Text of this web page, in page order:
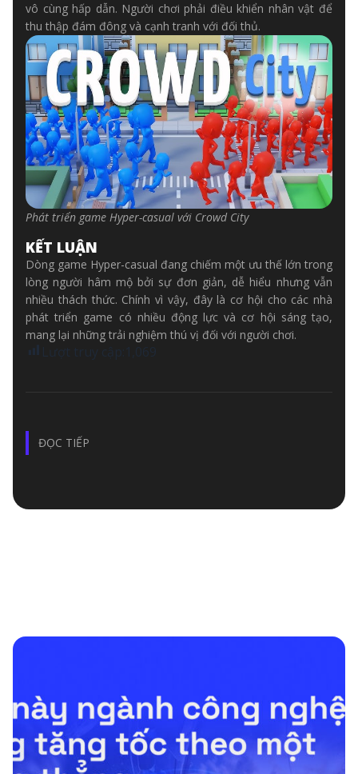
vô cùng hấp dẫn. Người chơi phải điều khiển nhân vật để
thu thập đám đông và cạnh tranh với đối thủ.
Phát triển game Hyper-casual với Crowd City
KẾT LUẬN
Dòng game Hyper-casual đang chiếm một ưu thế lớn trong
lòng người hâm mộ bởi sự đơn giản, dễ hiểu nhưng vẫn
nhiều thách thức. Chính vì vậy, đây là cơ hội cho các nhà
phát triển game có nhiều động lực và cơ hội sáng tạo,
mang lại những trải nghiệm thú vị đối với người chơi.
Lượt truy cập: 1,069
ĐỌC TIẾP